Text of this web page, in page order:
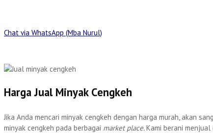
Chat via WhatsApp (Mba Nurul)
Harga Jual Minyak Cengkeh
Jika Anda mencari minyak cengkeh dengan harga murah, akan
minyak cengkeh pada berbagai market place.Kami berani